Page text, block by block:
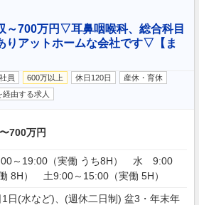
～700万円▽耳鼻咽喉科、総合科目
りアットホームな会社です▽【ま
員 600万以上 休日120日
産休・育休
経由する求人
700万円
～19:00（実働 うち8H） 水 9:00
8H） 土9:00～15:00（実働 5H）
1日(水など)、(週休二日制) 盆3・年末年